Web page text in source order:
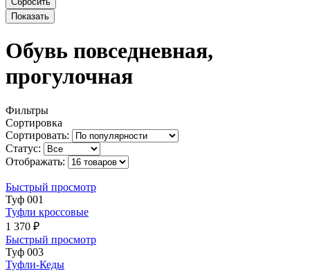
Обувь повседневная,
прогулочная
Фильтры
Сортировка
Сортировать:
Статус:
Отображать:
Быстрый просмотр
Туф 001
Туфли кроссовые
1 370 ₽
Быстрый просмотр
Туф 003
Туфли-Кеды